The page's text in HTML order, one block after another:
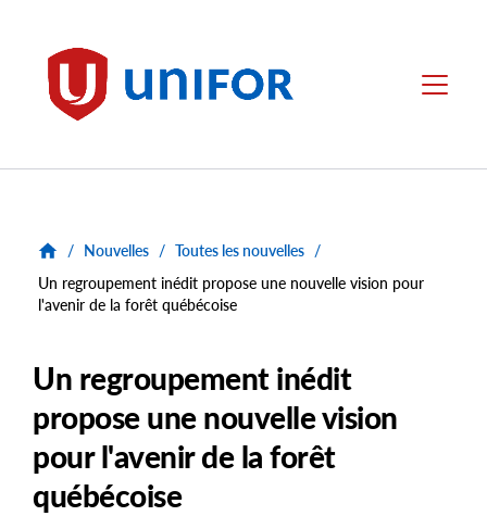
Unifor Menu
/ Nouvelles / Toutes les nouvelles /
Un regroupement inédit propose une nouvelle vision pour
l'avenir de la forêt québécoise
Un regroupement inédit
propose une nouvelle vision
pour l'avenir de la forêt
québécoise